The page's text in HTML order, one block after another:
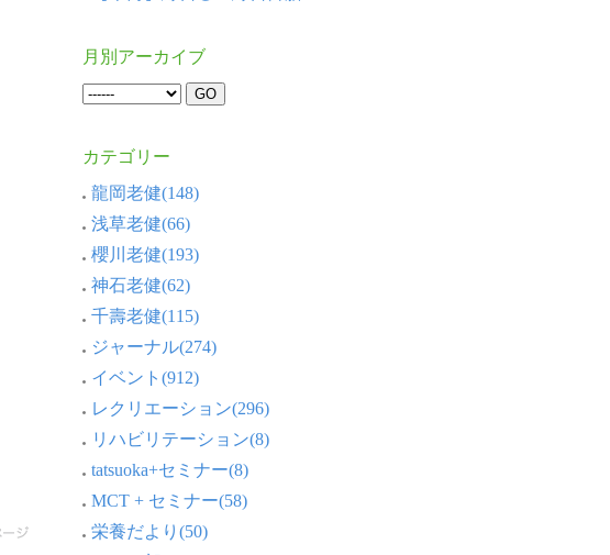
月別アーカイブ
カテゴリー
龍岡老健(148)
浅草老健(66)
櫻川老健(193)
神石老健(62)
千壽老健(115)
ジャーナル(274)
イベント(912)
レクリエーション(296)
リハビリテーション(8)
tatsuoka+セミナー(8)
MCT + セミナー(58)
栄養だより(50)